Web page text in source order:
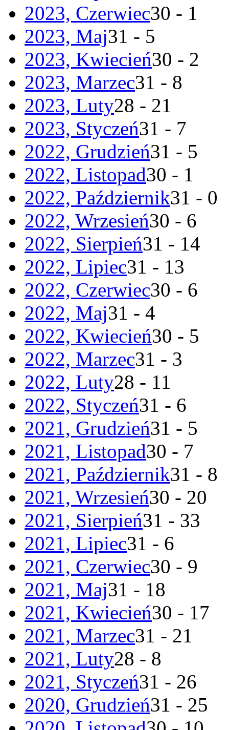
2023, Czerwiec30 - 1
2023, Maj31 - 5
2023, Kwiecień30 - 2
2023, Marzec31 - 8
2023, Luty28 - 21
2023, Styczeń31 - 7
2022, Grudzień31 - 5
2022, Listopad30 - 1
2022, Październik31 - 0
2022, Wrzesień30 - 6
2022, Sierpień31 - 14
2022, Lipiec31 - 13
2022, Czerwiec30 - 6
2022, Maj31 - 4
2022, Kwiecień30 - 5
2022, Marzec31 - 3
2022, Luty28 - 11
2022, Styczeń31 - 6
2021, Grudzień31 - 5
2021, Listopad30 - 7
2021, Październik31 - 8
2021, Wrzesień30 - 20
2021, Sierpień31 - 33
2021, Lipiec31 - 6
2021, Czerwiec30 - 9
2021, Maj31 - 18
2021, Kwiecień30 - 17
2021, Marzec31 - 21
2021, Luty28 - 8
2021, Styczeń31 - 26
2020, Grudzień31 - 25